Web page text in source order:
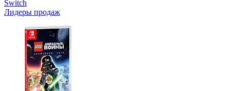
Switch
Лидеры продаж